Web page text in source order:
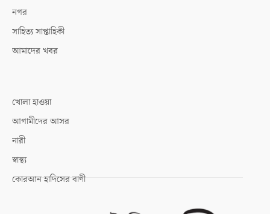
নগর
সাহিত্য সাপ্তাহিকী
আমাদের খবর
খোলা হাওয়া
আগামীদের আসর
নারী
স্বাস্থ্য
কোরআন হাদিসের বাণী